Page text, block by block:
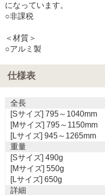
になっています。
○非課税
＜材質＞
○アルミ製
仕様表
全長
[Sサイズ] 795～1040mm
[Mサイズ] 795～1150mm
[Lサイズ] 945～1265mm
重量
[Sサイズ] 490g
[Mサイズ] 550g
[Lサイズ] 650g
詳細